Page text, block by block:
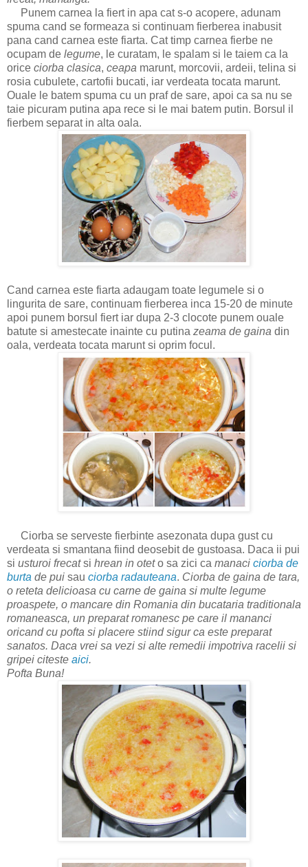
Punem carnea la fiert in apa cat s-o acopere, adunam
spuma cand se formeaza si continuam fierberea inabusit
pana cand carnea este fiarta. Cat timp carnea fierbe ne
ocupam de legume, le curatam, le spalam si le taiem ca la
orice ciorba clasica, ceapa marunt, morcovii, ardeii, telina si
rosia cubulete, cartofii bucati, iar verdeata tocata marunt.
Ouale le batem spuma cu un praf de sare, apoi ca sa nu se
taie picuram putina apa rece si le mai batem putin. Borsul il
fierbem separat in alta oala.
Cand carnea este fiarta adaugam toate legumele si o
lingurita de sare, continuam fierberea inca 15-20 de minute
apoi punem borsul fiert iar dupa 2-3 clocote punem ouale
batute si amestecate inainte cu putina zeama de gaina din
oala, verdeata tocata marunt si oprim focul.
Ciorba se serveste fierbinte asezonata dupa gust cu
verdeata si smantana fiind deosebit de gustoasa. Daca ii pui
si usturoi frecatsi hrean in oteto sa zici ca manaci ciorba de
burta de pui sau ciorba radauteana. Ciorba de gaina de tara,
o reteta delicioasa cu carne de gaina si multe legume
proaspete, o mancare din Romania din bucataria traditionala
romaneasca, un preparat romanesc pe care il mananci
oricand cu pofta si placere stiind sigur ca este preparat
sanatos. Daca vrei sa vezi si alte remedii impotriva racelii si
gripei citeste aici.
Pofta Buna!